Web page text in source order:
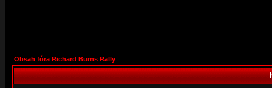
Obsah fóra Richard Burns Rally